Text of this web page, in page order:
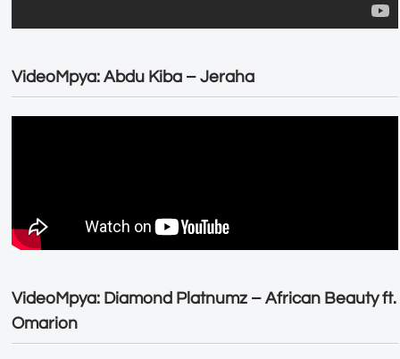
VideoMpya: Abdu Kiba – Jeraha
VideoMpya: Diamond Platnumz – African Beauty ft.
Omarion